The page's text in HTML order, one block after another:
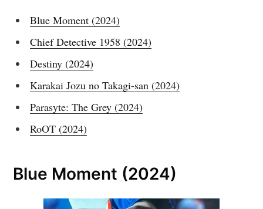
Blue Moment (2024)
Chief Detective 1958 (2024)
Destiny (2024)
Karakai Jozu no Takagi-san (2024)
Parasyte: The Grey (2024)
RoOT (2024)
Blue Moment (2024)